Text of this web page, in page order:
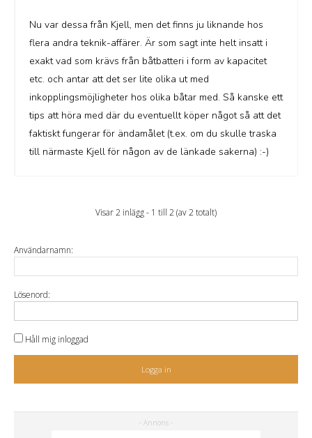
Nu var dessa från Kjell, men det finns ju liknande hos
flera andra teknik-affärer. Är som sagt inte helt insatt i
exakt vad som krävs från båtbatteri i form av kapacitet
etc. och antar att det ser lite olika ut med
inkopplingsmöjligheter hos olika båtar med. Så kanske ett
tips att höra med där du eventuellt köper något så att det
faktiskt fungerar för ändamålet (t.ex. om du skulle traska
till närmaste Kjell för någon av de länkade sakerna) :-)
Visar 2 inlägg - 1 till 2 (av 2 totalt)
Användarnamn:
Lösenord:
Håll mig inloggad
Logga in